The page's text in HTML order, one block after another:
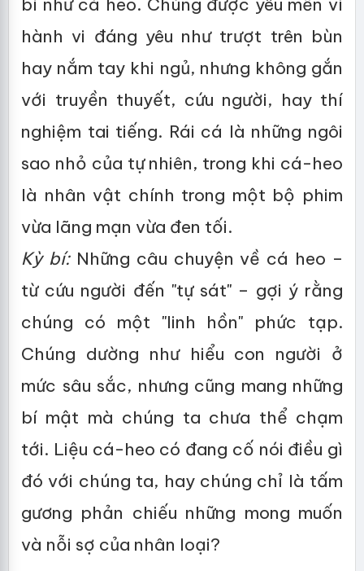
bí như cá heo. Chúng được yêu mến vì
hành vi đáng yêu như trượt trên bùn
hay nắm tay khi ngủ, nhưng không gắn
với truyền thuyết, cứu người, hay thí
nghiệm tai tiếng. Rái cá là những ngôi
sao nhỏ của tự nhiên, trong khi cá-heo
là nhân vật chính trong một bộ phim
vừa lãng mạn vừa đen tối.
Kỳ bí:Những câu chuyện về cá heo –
từ cứu người đến "tự sát" – gợi ý rằng
chúng có một "linh hồn" phức tạp.
Chúng dường như hiểu con người ở
mức sâu sắc, nhưng cũng mang những
bí mật mà chúng ta chưa thể chạm
tới. Liệu cá-heo có đang cố nói điều gì
đó với chúng ta, hay chúng chỉ là tấm
gương phản chiếu những mong muốn
và nỗi sợ của nhân loại?